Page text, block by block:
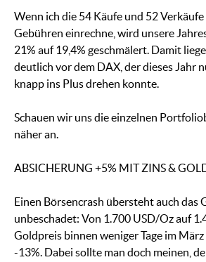
Wenn ich die 54 Käufe und 52
Gebühren einrechne, wird unsere
21% auf 19,4% geschmälert. Damit
deutlich vor dem DAX, der dieses Jahr
knapp ins Plus drehen konnte.
Schauen wir uns die einzelnen
näher an.
ABSICHERUNG +5% MIT ZINS &
Einen Börsencrash übersteht auch das
unbeschadet: Von 1.700 USD/Oz auf
Goldpreis binnen weniger Tage im März
-13%. Dabei sollte man doch meinen,